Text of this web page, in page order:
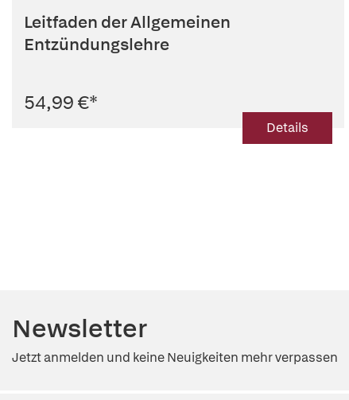
Leitfaden der Allgemeinen
Entzündungslehre
54,99 €*
Details
Newsletter
Jetzt anmelden und keine Neuigkeiten mehr verpassen